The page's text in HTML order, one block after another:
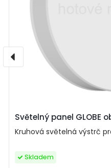
Světelný panel GLOBE
Kruhová světelná výstrč
Skladem